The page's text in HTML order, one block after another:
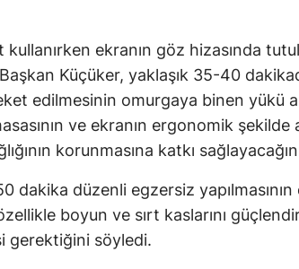
ekranın göz hizasında
Küçüker, yaklaşık 35-40
edilmesinin omurgaya binen yükü
ve ekranın ergonomik şekilde
korunmasına katkı
dakika düzenli egzersiz
boyun ve sırt kaslarını
gerektiğini söyledi.